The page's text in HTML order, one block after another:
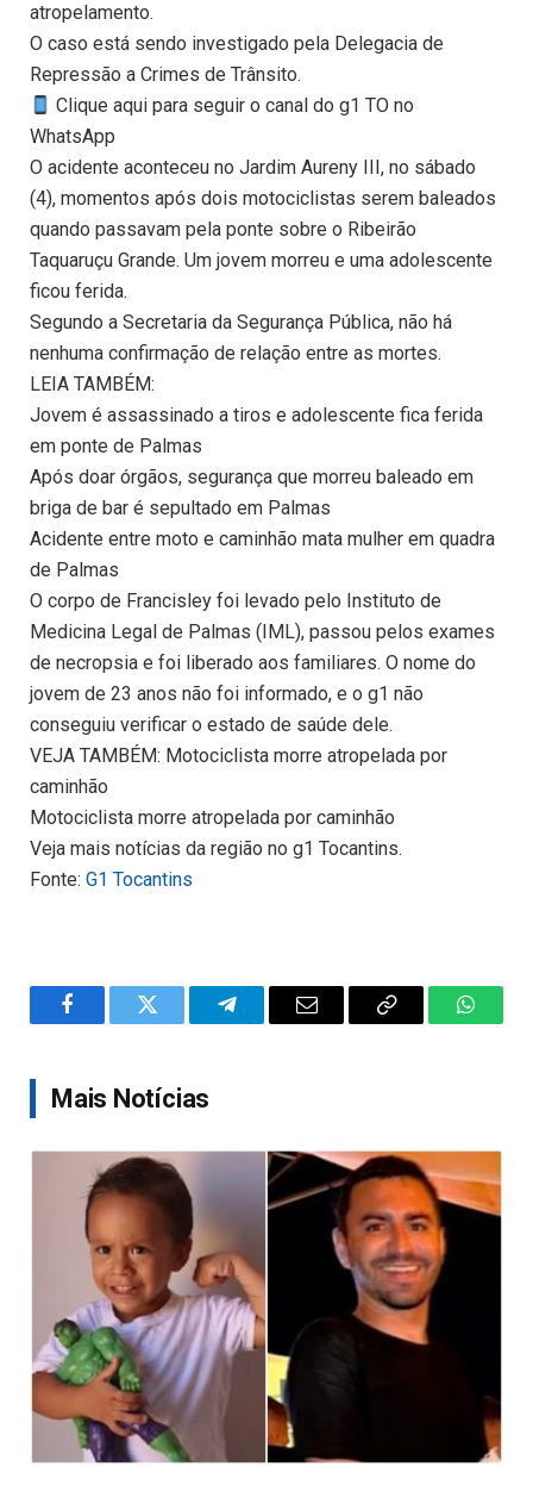
atropelamento.
O caso está sendo investigado pela Delegacia de
Repressão a Crimes de Trânsito.
Clique aqui para seguir o canal do g1 TO no
WhatsApp
O acidente aconteceu no Jardim Aureny III, no sábado
(4), momentos após dois motociclistas serem baleados
quando passavam pela ponte sobre o Ribeirão
Taquaruçu Grande. Um jovem morreu e uma adolescente
ficou ferida.
Segundo a Secretaria da Segurança Pública, não há
nenhuma confirmação de relação entre as mortes.
LEIA TAMBÉM:
Jovem é assassinado a tiros e adolescente fica ferida
em ponte de Palmas
Após doar órgãos, segurança que morreu baleado em
briga de bar é sepultado em Palmas
Acidente entre moto e caminhão mata mulher em quadra
de Palmas
O corpo de Francisley foi levado pelo Instituto de
Medicina Legal de Palmas (IML), passou pelos exames
de necropsia e foi liberado aos familiares. O nome do
jovem de 23 anos não foi informado, e o g1 não
conseguiu verificar o estado de saúde dele.
VEJA TAMBÉM: Motociclista morre atropelada por
caminhão
Motociclista morre atropelada por caminhão
Veja mais notícias da região no g1 Tocantins.
Fonte: G1 Tocantins
FacebookTwitter TelegramEmail
Copy
Mais Notícias